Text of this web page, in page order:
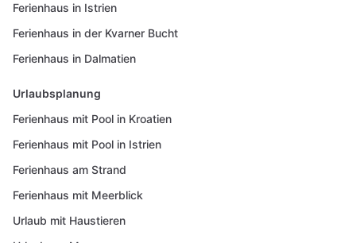
Ferienhaus in Istrien
Ferienhaus in der Kvarner Bucht
Ferienhaus in Dalmatien
Urlaubsplanung
Ferienhaus mit Pool in Kroatien
Ferienhaus mit Pool in Istrien
Ferienhaus am Strand
Ferienhaus mit Meerblick
Urlaub mit Haustieren